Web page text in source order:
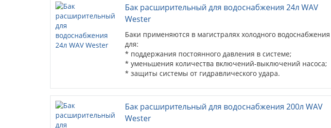
Бак расширительный для водоснабжения 24л WAV
Wester
Баки применяются в магистралях холодного водоснабжения
для:
* поддержания постоянного давления в системе;
* уменьшения количества включений-выключений насоса;
* защиты системы от гидравлического удара.
Бак расширительный для водоснабжения 200л WAV
Wester